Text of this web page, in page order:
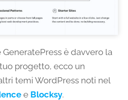
è davvero la
progetto, ecco un
temi WordPress noti nel
e Blocksy.